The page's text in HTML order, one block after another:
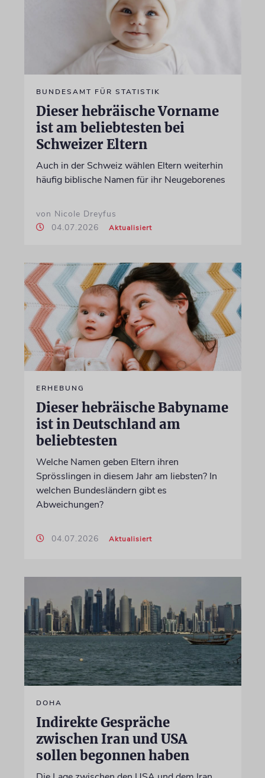
BUNDESAMT FÜR STATISTIK
Dieser hebräische Vorname
ist am beliebtesten bei
Schweizer Eltern
Auch in der Schweiz wählen Eltern weiterhin
häufig biblische Namen für ihr Neugeborenes
von Nicole Dreyfus
04.07.2026
Aktualisiert
ERHEBUNG
Dieser hebräische Babyname
ist in Deutschland am
beliebtesten
Welche Namen geben Eltern ihren
Sprösslingen in diesem Jahr am liebsten? In
welchen Bundesländern gibt es
Abweichungen?
04.07.2026 Aktualisiert
DOHA
Indirekte Gespräche
zwischen Iran und USA
sollen begonnen haben